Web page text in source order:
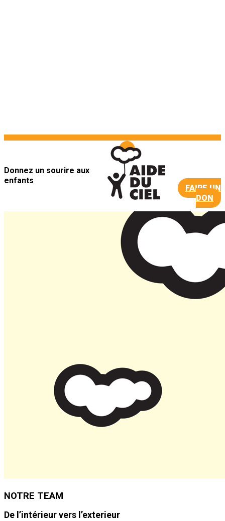
Donnez un sourire aux
enfants
FAIRE UN
DON
NOTRE TEAM
De l’intérieur vers l’exterieur